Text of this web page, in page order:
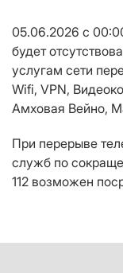
05.06.2026 с
будет
услугам сети
Wifi, VPN,
Амховая Вейно,
При перерыве
служб по
112 возможен